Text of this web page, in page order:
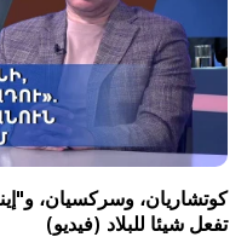
كوتشاريان، وسركسيان،
تفعل شيئا للبلاد (فيديو)